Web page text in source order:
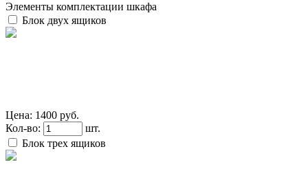
Элементы комплектации шкафа
Блок двух ящиков
Цена: 1400 руб.
Кол-во:
шт.
Блок трех ящиков